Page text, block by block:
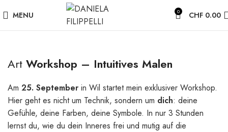
MENU 0 CHF 0.00
Art Workshop – Intuitives Malen
Am 25. September in Wil startet mein exklusiver Workshop.
Hier geht es nicht um Technik, sondern um dich: deine
Gefühle, deine Farben, deine Symbole. In nur 3 Stunden
lernst du, wie du dein Inneres frei und mutig auf die